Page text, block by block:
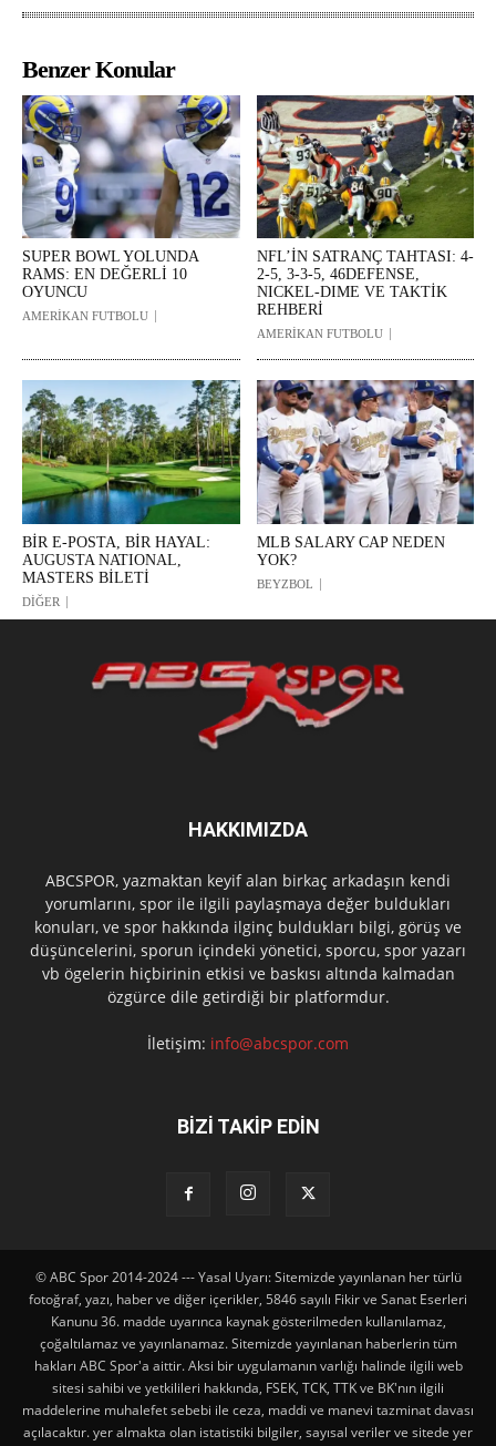
Benzer Konular
SUPER BOWL YOLUNDA
RAMS: EN DEĞERLİ 10
OYUNCU
AMERİKAN FUTBOLU
NFL’İN SATRANÇ TAHTASI: 4-
2-5, 3-3-5, 46DEFENSE,
NICKEL-DIME VE TAKTİK
REHBERİ
AMERİKAN FUTBOLU
BİR E-POSTA, BİR HAYAL:
AUGUSTA NATIONAL,
MASTERS BİLETİ
DİĞER
MLB SALARY CAP NEDEN
YOK?
BEYZBOL
HAKKIMIZDA
ABCSPOR, yazmaktan keyif alan birkaç arkadaşın kendi
yorumlarını, spor ile ilgili paylaşmaya değer buldukları
konuları, ve spor hakkında ilginç buldukları bilgi, görüş ve
düşüncelerini, sporun içindeki yönetici, sporcu, spor yazarı
vb ögelerin hiçbirinin etkisi ve baskısı altında kalmadan
özgürce dile getirdiği bir platformdur.
İletişim: info@abcspor.com
BİZİ TAKİP EDİN
© ABC Spor 2014-2024 --- Yasal Uyarı: Sitemizde yayınlanan her türlü
fotoğraf, yazı, haber ve diğer içerikler, 5846 sayılı Fikir ve Sanat Eserleri
Kanunu 36. madde uyarınca kaynak gösterilmeden kullanılamaz,
çoğaltılamaz ve yayınlanamaz. Sitemizde yayınlanan haberlerin tüm
hakları ABC Spor'a aittir. Aksi bir uygulamanın varlığı halinde ilgili web
sitesi sahibi ve yetkilileri hakkında, FSEK, TCK, TTK ve BK'nın ilgili
maddelerine muhalefet sebebi ile ceza, maddi ve manevi tazminat davası
açılacaktır. yer almakta olan istatistiki bilgiler, sayısal veriler ve sitede yer